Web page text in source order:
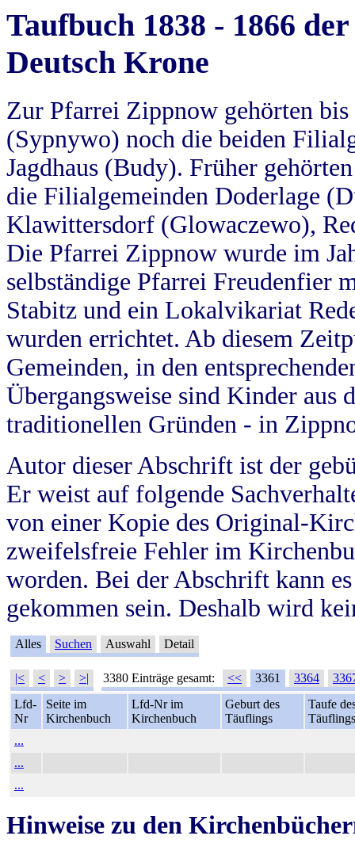
Taufbuch 1838 - 1866
Deutsch Krone
Zur Pfarrei Zippnow gehörten
(Sypnywo) noch die beiden
Jagdhaus (Budy). Früher
die Filialgemeinden Doderlage
Klawittersdorf (Glowaczewo),
Die Pfarrei Zippnow wurde im
selbständige Pfarrei Freudenfier
Stabitz und ein Lokalvikariat
wurden errichtet. Ab diesem
Gemeinden, in den
Übergangsweise sind Kinder aus
traditionellen Gründen - in
Autor dieser Abschrift ist der
Er weist auf folgende
von einer Kopie des Original-
zweifelsfreie Fehler im
worden. Bei der Abschrift kann
gekommen sein. Deshalb wird
Alles Suchen Auswahl Detail
|< < > >| 3380 Einträge gesamt: << 3361 3364
Lfd-
Nr
Seite im
Kirchenbuch
Lfd-Nr im
Kirchenbuch
Geburt des
Täuflings
Taufe
Täuflings
...
...
...
Hinweise zu den